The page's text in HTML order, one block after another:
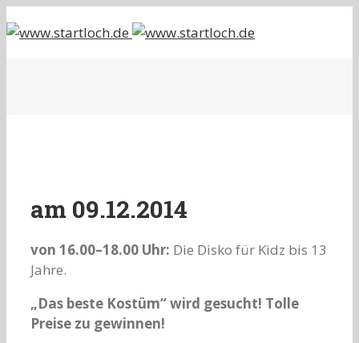
am 09.12.2014
von 16.00–18.00 Uhr: Die Disko für Kidz bis 13
Jahre.
„Das beste Kostüm“ wird gesucht! Tolle
Preise zu gewinnen!